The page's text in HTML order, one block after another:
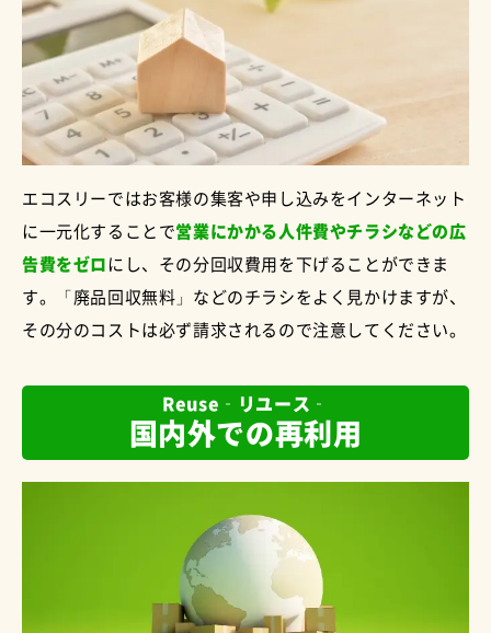
エコスリーではお客様の集客や申し込みをインターネット
に一元化することで営業にかかる人件費やチラシなどの広
告費をゼロにし、その分回収費用を下げることができま
す。「廃品回収無料」などのチラシをよく見かけますが、
その分のコストは必ず請求されるので注意してください。
Reuse‐リユース‐
国内外での再利用